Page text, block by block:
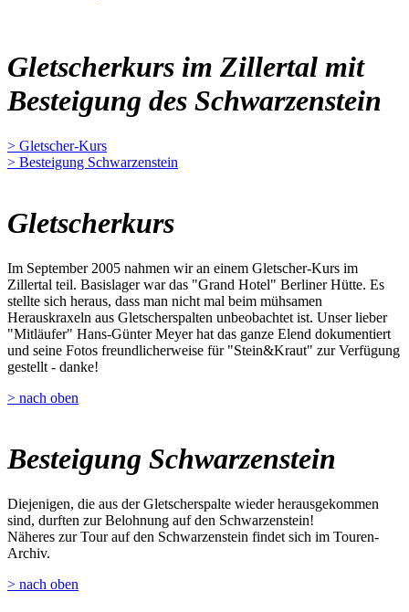
Gletscherkurs im Zillertal mit
Besteigung des Schwarzenstein
> Gletscher-Kurs
> Besteigung Schwarzenstein
Gletscherkurs
Im September 2005 nahmen wir an einem Gletscher-Kurs im
Zillertal teil. Basislager war das "Grand Hotel" Berliner Hütte. Es
stellte sich heraus, dass man nicht mal beim mühsamen
Herauskraxeln aus Gletscherspalten unbeobachtet ist. Unser lieber
"Mitläufer" Hans-Günter Meyer hat das ganze Elend dokumentiert
und seine Fotos freundlicherweise für "Stein&Kraut" zur Verfügung
gestellt - danke!
> nach oben
Besteigung Schwarzenstein
Diejenigen, die aus der Gletscherspalte wieder herausgekommen
sind, durften zur Belohnung auf den Schwarzenstein!
Näheres zur Tour auf den Schwarzenstein findet sich im Touren-
Archiv.
> nach oben